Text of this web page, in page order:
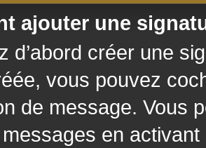
ajouter une
d’abord créer une
vous pouvez
de message. Vous
en